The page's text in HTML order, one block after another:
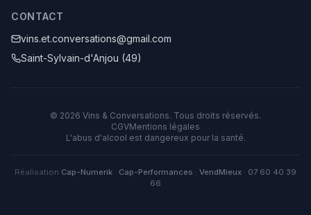
CONTACT
vins.et.conversations@gmail.com
Saint-Sylvain-d'Anjou (49)
© 2026 Vins & Conversations. Tous droits réservés.
CGVMentions légales
L'abus d'alcool est dangereux pour la santé.
Réalisation Cap-Numerik · Cap-Performances · VendMieux · 07 60 40 39
66